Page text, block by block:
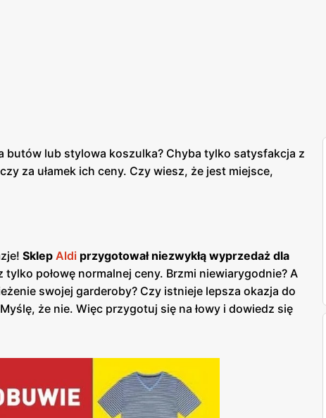
lub stylowa koszulka? Chyba tylko satysfakcja z
za ułamek ich ceny. Czy wiesz, że jest miejsce,
Sklep Aldi przygotował niezwykłą wyprzedaż dla
tylko połowę normalnej ceny. Brzmi niewiarygodnie? A
swojej garderoby? Czy istnieje lepsza okazja do
że nie. Więc przygotuj się na łowy i dowiedz się